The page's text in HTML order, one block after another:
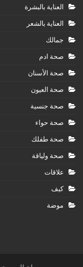
العناية بالبشرة
العناية بالشعر
جمالك
صحة ادم
صحة الأسنان
صحة العيون
صحة جنسية
صحة حواء
صحة طفلك
صحة ولياقة
علاقات
كيف
موضة